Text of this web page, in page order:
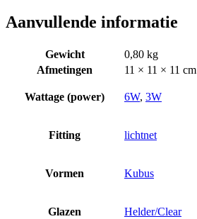
Aanvullende informatie
Gewicht
0,80 kg
Afmetingen
11 × 11 × 11 cm
Wattage (power) 6W, 3W
Fitting lichtnet
Vormen Kubus
Glazen Helder/Clear